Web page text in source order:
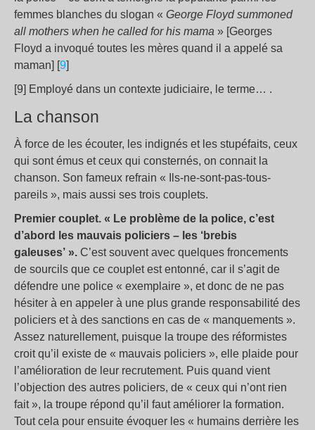
femmes blanches du slogan « George Floyd summoned
all mothers when he called for his mama » [Georges
Floyd a invoqué toutes les mères quand il a appelé sa
maman] [9]
[9] Employé dans un contexte judiciaire, le terme… .
La chanson
À force de les écouter, les indignés et les stupéfaits, ceux
qui sont émus et ceux qui consternés, on connait la
chanson. Son fameux refrain « Ils-ne-sont-pas-tous-
pareils », mais aussi ses trois couplets.
Premier couplet. « Le problème de la police, c’est
d’abord les mauvais policiers – les ‘brebis
galeuses’ ». C’est souvent avec quelques froncements
de sourcils que ce couplet est entonné, car il s’agit de
défendre une police « exemplaire », et donc de ne pas
hésiter à en appeler à une plus grande responsabilité des
policiers et à des sanctions en cas de « manquements ».
Assez naturellement, puisque la troupe des réformistes
croit qu’il existe de « mauvais policiers », elle plaide pour
l’amélioration de leur recrutement. Puis quand vient
l’objection des autres policiers, de « ceux qui n’ont rien
fait », la troupe répond qu’il faut améliorer la formation.
Tout cela pour ensuite évoquer les « humains derrière les